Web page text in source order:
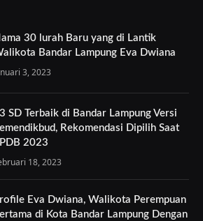
30 lurah Baru yang di Lantik
Bandar Lampung Eva Dwiana
3, 2023
SD Terbaik di Bandar Lampung Versi
Rekomendasi Dipilih Saat
2023
18, 2023
Eva Dwiana, Walikota Perempuan
di Kota Bandar Lampung Dengan